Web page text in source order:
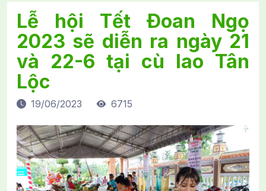
Lễ hội Tết Ðoan Ngọ
2023 sẽ diễn ra ngày 21
và 22-6 tại cù lao Tân
Lộc
19/06/2023 6715